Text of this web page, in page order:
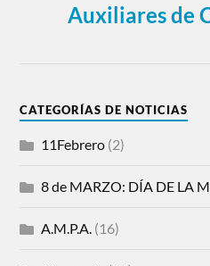
Auxiliares de
CATEGORÍAS DE NOTICIAS
11Febrero (2)
8 de MARZO: DÍA DE LA
A.M.P.A. (16)